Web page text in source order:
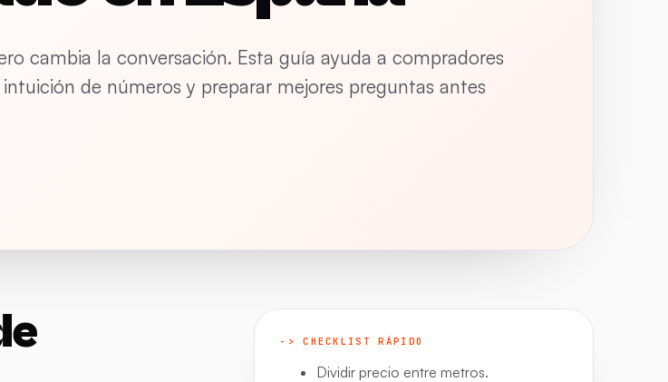
cambia la conversación. Esta guía ayuda a compradores
de números y preparar mejores preguntas antes
-> CHECKLIST RÁPIDO
Dividir precio entre metros.